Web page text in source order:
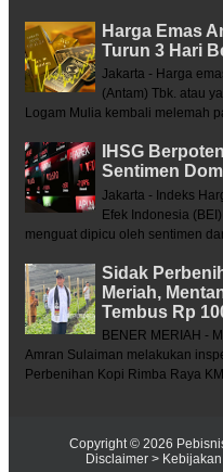
Harga Emas
Turun 3 Hari
Jakarta - Harga
(Antam) Tbk. atau
Logam Mulia kembali melemah
IHSG
Sentimen
Jakarta - Indeks
Efek Indonesia
menguat dipicu oleh sentimen dari
Sidak
Meriah,
Tembus Rp
BENER MERIAH -
Amran Sulaiman melakukan
Perbenihan Kopi Rimba Raya KM
Copyright © 2026
Disclaimer >